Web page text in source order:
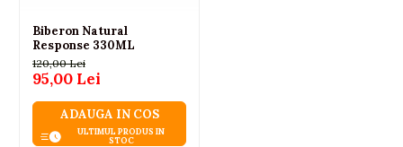
Compatibil cu toată gama Philips Avent
Combină şi potriveşte piese ale pompelor de sân,
biberoanelor şi cănilor noastre şi creează un produs
potrivit pentru tine, oricând ai nevoie.
Biberon Natural
Response 330ML
120,00 Lei
95,00 Lei
ADAUGA IN COS
ULTIMUL PRODUS IN
STOC